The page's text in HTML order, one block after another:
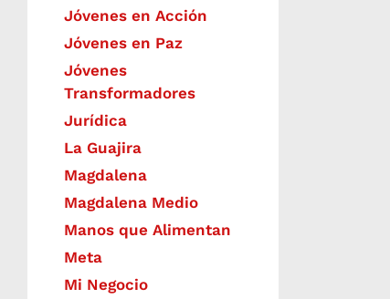
Jóvenes en Acción
Jóvenes en Paz
Jóvenes
Transformadores
Jurídica
La Guajira
Magdalena
Magdalena Medio
Manos que Alimentan
Meta
Mi Negocio